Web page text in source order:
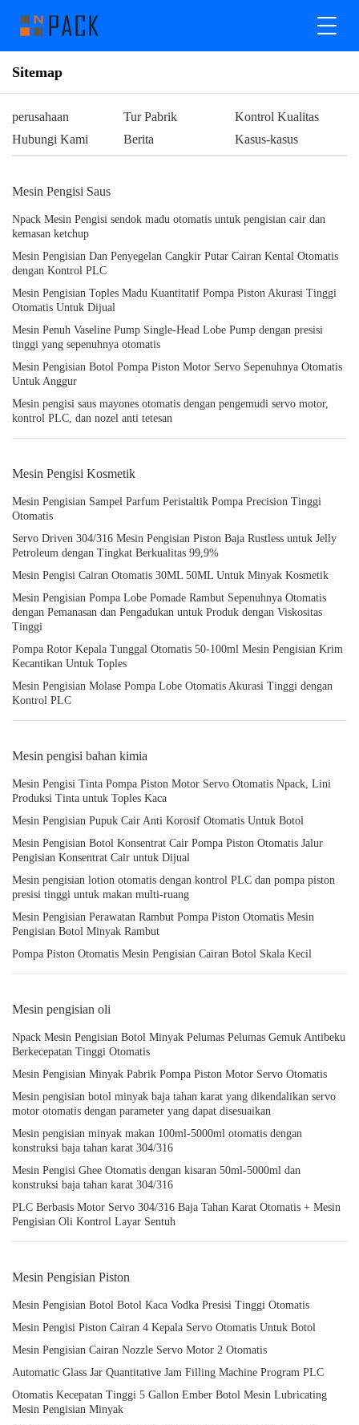
Sitemap
perusahaan Tur Pabrik
Kontrol Kualitas
Hubungi Kami
Berita Kasus-kasus
Mesin Pengisi Saus
Npack Mesin Pengisi sendok madu otomatis untuk pengisian cair dan
kemasan ketchup
Mesin Pengisian Dan Penyegelan Cangkir Putar Cairan Kental Otomatis
dengan Kontrol PLC
Mesin Pengisian Toples Madu Kuantitatif Pompa Piston Akurasi Tinggi
Otomatis Untuk Dijual
Mesin Penuh Vaseline Pump Single-Head Lobe Pump dengan presisi
tinggi yang sepenuhnya otomatis
Mesin Pengisian Botol Pompa Piston Motor Servo Sepenuhnya Otomatis
Untuk Anggur
Mesin pengisi saus mayones otomatis dengan pengemudi servo motor,
kontrol PLC, dan nozel anti tetesan
Mesin Pengisi Kosmetik
Mesin Pengisian Sampel Parfum Peristaltik Pompa Precision Tinggi
Otomatis
Servo Driven 304/316 Mesin Pengisian Piston Baja Rustless untuk Jelly
Petroleum dengan Tingkat Berkualitas 99,9%
Mesin Pengisi Cairan Otomatis 30ML 50ML Untuk Minyak Kosmetik
Mesin Pengisian Pompa Lobe Pomade Rambut Sepenuhnya Otomatis
dengan Pemanasan dan Pengadukan untuk Produk dengan Viskositas
Tinggi
Pompa Rotor Kepala Tunggal Otomatis 50-100ml Mesin Pengisian Krim
Kecantikan Untuk Toples
Mesin Pengisian Molase Pompa Lobe Otomatis Akurasi Tinggi dengan
Kontrol PLC
Mesin pengisi bahan kimia
Mesin Pengisi Tinta Pompa Piston Motor Servo Otomatis Npack, Lini
Produksi Tinta untuk Toples Kaca
Mesin Pengisian Pupuk Cair Anti Korosif Otomatis Untuk Botol
Mesin Pengisian Botol Konsentrat Cair Pompa Piston Otomatis Jalur
Pengisian Konsentrat Cair untuk Dijual
Mesin pengisian lotion otomatis dengan kontrol PLC dan pompa piston
presisi tinggi untuk makan multi-ruang
Mesin Pengisian Perawatan Rambut Pompa Piston Otomatis Mesin
Pengisian Botol Minyak Rambut
Pompa Piston Otomatis Mesin Pengisian Cairan Botol Skala Kecil
Mesin pengisian oli
Npack Mesin Pengisian Botol Minyak Pelumas Pelumas Gemuk Antibeku
Berkecepatan Tinggi Otomatis
Mesin Pengisian Minyak Pabrik Pompa Piston Motor Servo Otomatis
Mesin pengisian botol minyak baja tahan karat yang dikendalikan servo
motor otomatis dengan parameter yang dapat disesuaikan
Mesin pengisian minyak makan 100ml-5000ml otomatis dengan
konstruksi baja tahan karat 304/316
Mesin Pengisi Ghee Otomatis dengan kisaran 50ml-5000ml dan
konstruksi baja tahan karat 304/316
PLC Berbasis Motor Servo 304/316 Baja Tahan Karat Otomatis + Mesin
Pengisian Oli Kontrol Layar Sentuh
Mesin Pengisian Piston
Mesin Pengisian Botol Botol Kaca Vodka Presisi Tinggi Otomatis
Mesin Pengisi Piston Cairan 4 Kepala Servo Otomatis Untuk Botol
Mesin Pengisian Cairan Nozzle Servo Motor 2 Otomatis
Automatic Glass Jar Quantitative Jam Filling Machine Program PLC
Otomatis Kecepatan Tinggi 5 Gallon Ember Botol Mesin Lubricating
Mesin Pengisian Minyak